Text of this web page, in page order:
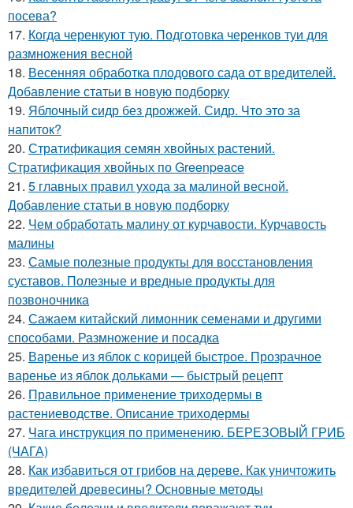
посева?
17. Когда черенкуют тую. Подготовка черенков туи для
размножения весной
18. Весенняя обработка плодового сада от вредителей.
Добавление статьи в новую подборку
19. Яблочный сидр без дрожжей. Сидр. Что это за
напиток?
20. Стратификация семян хвойных растений.
Стратификация хвойных по Greenpeace
21. 5 главных правил ухода за малиной весной.
Добавление статьи в новую подборку
22. Чем обработать малину от курчавости. Курчавость
малины
23. Самые полезные продукты для восстановления
суставов. Полезные и вредные продукты для
позвоночника
24. Сажаем китайский лимонник семенами и другими
способами. Размножение и посадка
25. Варенье из яблок с корицей быстрое. Прозрачное
варенье из яблок дольками — быстрый рецепт
26. Правильное применение триходермы в
растениеводстве. Описание триходермы
27. Чага инструкция по применению. БЕРЕЗОВЫЙ ГРИБ
(ЧАГА)
28. Как избавиться от грибов на дереве. Как уничтожить
вредителей древесины? Основные методы